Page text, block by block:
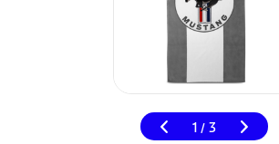
1 / 3